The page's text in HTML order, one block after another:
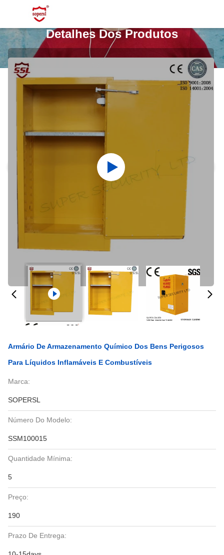
Detalhes Dos Produtos
Armário De Armazenamento Químico Dos Bens Perigosos
Para Líquidos Inflamáveis E Combustíveis
Marca:
SOPERSL
Número Do Modelo:
SSM100015
Quantidade Mínima:
5
Preço:
190
Prazo De Entrega: